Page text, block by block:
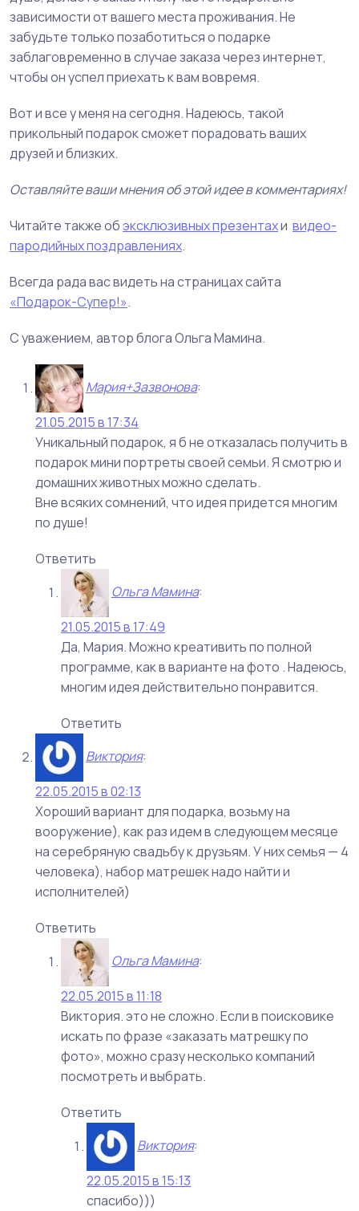
зависимости от вашего места проживания. Не
забудьте только позаботиться о подарке
заблаговременно в случае заказа через интернет,
чтобы он успел приехать к вам вовремя.
Вот и все у меня на сегодня. Надеюсь, такой
прикольный подарок сможет порадовать ваших
друзей и близких.
Оставляйте ваши мнения об этой идее в комментариях!
Читайте также обэксклюзивных презентахи видео-
пародийных поздравлениях.
Всегда рада вас видеть на страницах сайта
«Подарок-Супер!».
С уважением, автор блога Ольга Мамина.
Мария+Зазвонова:
21.05.2015 в 17:34
Уникальный подарок, я б не отказалась получить в
подарок мини портреты своей семьи. Я смотрю и
домашних животных можно сделать.
Вне всяких сомнений, что идея придется многим
по душе!
Ответить
Ольга Мамина:
21.05.2015 в 17:49
Да, Мария. Можно креативить по полной
программе, как в варианте на фото . Надеюсь,
многим идея действительно понравится.
Ответить
Виктория:
22.05.2015 в 02:13
Хороший вариант для подарка, возьму на
вооружение), как раз идем в следующем месяце
на серебряную свадьбу к друзьям. У них семья — 4
человека), набор матрешек надо найти и
исполнителей)
Ответить
Ольга Мамина:
22.05.2015 в 11:18
Виктория. это не сложно. Если в поисковике
искать по фразе «заказать матрешку по
фото», можно сразу несколько компаний
посмотреть и выбрать.
Ответить
Виктория:
22.05.2015 в 15:13
спасибо)))